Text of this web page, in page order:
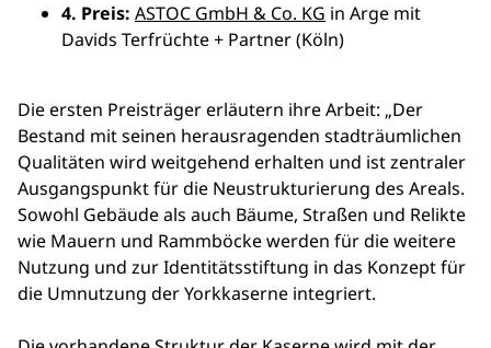
4. Preis: ASTOC GmbH & Co. KG in Arge mit
Davids Terfrüchte + Partner (Köln)
Die ersten Preisträger erläutern ihre Arbeit: „Der
Bestand mit seinen herausragenden stadträumlichen
Qualitäten wird weitgehend erhalten und ist zentraler
Ausgangspunkt für die Neustrukturierung des Areals.
Sowohl Gebäude als auch Bäume, Straßen und Relikte
wie Mauern und Rammböcke werden für die weitere
Nutzung und zur Identitätsstiftung in das Konzept für
die Umnutzung der Yorkkaserne integriert.